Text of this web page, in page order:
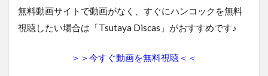
無料動画サイトで動画がなく、すぐにハンコックを無料
視聴したい場合は「Tsutaya Discas」がおすすめです♪
＞＞今すぐ動画を無料視聴＜＜